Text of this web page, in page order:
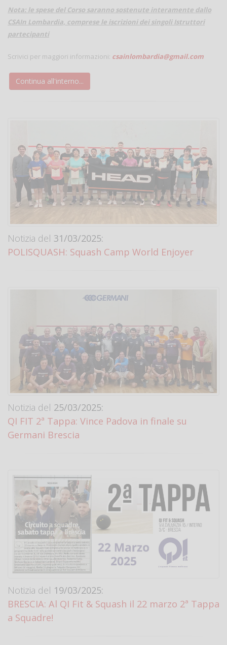
Nota: le spese del Corso saranno sostenute interamente dallo
CSAIn Lombardia, comprese le iscrizioni dei singoli Istruttori
partecipanti
Scrivici per maggiori informazioni: csainlombardia@gmail.com
Continua all'interno...
Notizia del 31/03/2025:
POLISQUASH: Squash Camp World Enjoyer
Notizia del 25/03/2025:
QI FIT 2ª Tappa: Vince Padova in finale su
Germani Brescia
Notizia del 19/03/2025:
BRESCIA: Al QI Fit & Squash il 22 marzo 2ª Tappa
a Squadre!